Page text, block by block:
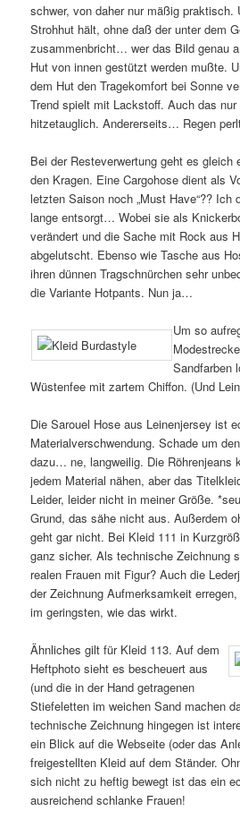
schwer, von daher nur mäßig praktisch.
Strohhut hält, ohne daß der unter dem
zusammenbricht… wer das Bild genau
Hut von innen gestützt werden mußte.
dem Hut den Tragekomfort bei Sonne
Trend spielt mit Lackstoff. Auch das
hitzetauglich. Andererseits… Regen
Bei der Resteverwertung geht es gleich
den Kragen. Eine Cargohose dient als
letzten Saison noch „Must Have“?? Ich
lange entsorgt… Wobei sie als
verändert und die Sache mit Rock aus
abgelutscht. Ebenso wie Tasche aus
ihren dünnen Tragschnürchen sehr
die Variante Hotpants. Nun ja…
Um so
Sandfarben
Wüstenfee mit zartem Chiffon. (Und
Die Sarouel Hose aus Leinenjersey ist
Materialverschwendung. Schade um
dazu… ne, langweilig. Die Röhrenjeans
jedem Material nähen, aber das
Leider, leider nicht in meiner Größe.
Grund, das sähe nicht aus. Außerdem
geht gar nicht. Bei Kleid 111 in
ganz sicher. Als technische Zeichnung
realen Frauen mit Figur? Auch die
der Zeichnung Aufmerksamkeit
im geringsten, wie das wirkt.
Ähnliches gilt für Kleid 113. Auf dem
Heftphoto sieht es bescheuert aus
(und die in der Hand getragenen
Stiefeletten im weichen Sand machen
technische Zeichnung hingegen ist
ein Blick auf die Webseite (oder das
freigestellten Kleid auf dem Ständer.
sich nicht zu heftig bewegt ist das ein
ausreichend schlanke Frauen!